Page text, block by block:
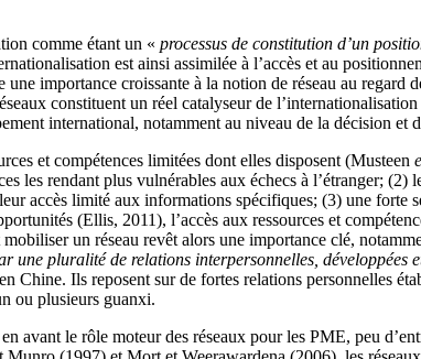
comme étant un « processus de constitution d’un
est ainsi assimilée à l’accès et au
importance croissante à la notion de réseau au regard
constituent un réel catalyseur de
international, notamment au niveau de la décision et
et compétences limitées dont elles disposent (Musteen
les rendant plus vulnérables aux échecs à l’étranger;
accès limité aux informations spécifiques; (3) une forte
(Ellis, 2011), l’accès aux ressources et
un réseau revêt alors une importance clé,
une pluralité de relations interpersonnelles,
Chine. Ils reposent sur de fortes relations personnelles
ou plusieurs guanxi.
avant le rôle moteur des réseaux pour les PME, peu